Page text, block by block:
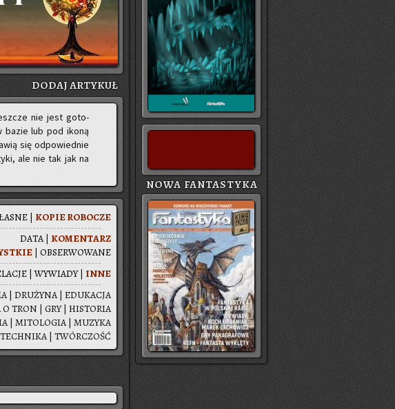
DODAJ AR­TY­KUŁ
nie jest go­to­
bazie lub pod ikoną
się od­po­wied­nie
ale nie tak jak na
| KOPIE RO­BO­CZE
DATA| KO­MEN­TARZ
| OB­SER­WO­WA­NE
|WY­WIA­DY| INNE
| DRU­ŻY­NA | EDU­KA­CJA
TRON | GRY | HI­STO­RIA
| MI­TO­LO­GIA | MU­ZY­KA
| TWÓR­CZOŚĆ
NOWA FANTASTYKA